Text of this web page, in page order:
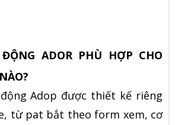
ADOR PHÙ HỢP CHO
Adop được thiết kế riêng
từ pat bắt theo form xem, cơ